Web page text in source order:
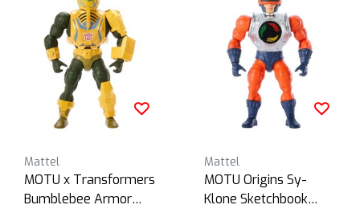
Mattel
MOTU x Transformers
Bumblebee Armor
Mattel
MOTU Origins Sy-
Klone Sketchbook